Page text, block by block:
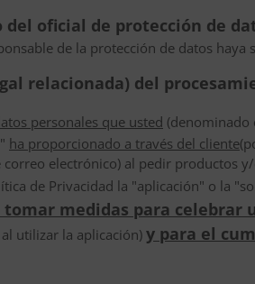
del oficial de protección de
de la protección de datos haya
relacionada) del
personales que usted (denominado
ha proporcionado a través del cliente
electrónico) al pedir productos
de Privacidad la "aplicación" o la
medidas para celebrar
utilizar la aplicación) y para el